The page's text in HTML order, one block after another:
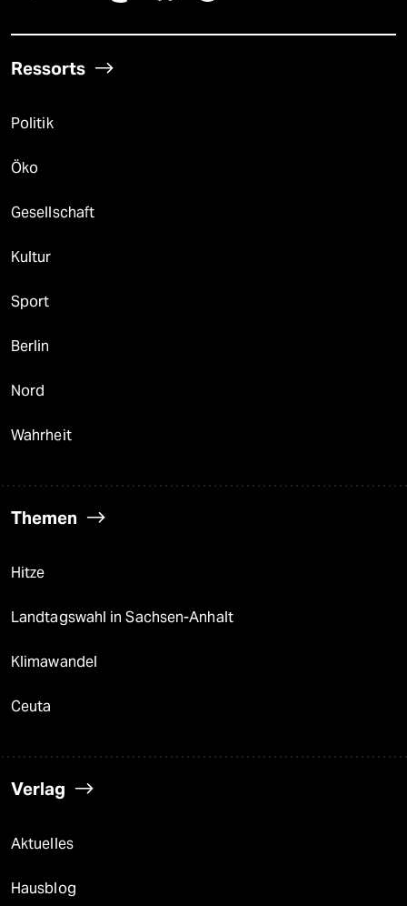
Ressorts
Politik
Öko
Gesellschaft
Kultur
Sport
Berlin
Nord
Wahrheit
Themen
Hitze
Landtagswahl in Sachsen-Anhalt
Klimawandel
Ceuta
Verlag
Aktuelles
Hausblog